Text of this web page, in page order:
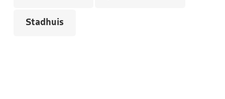
Stadhuis